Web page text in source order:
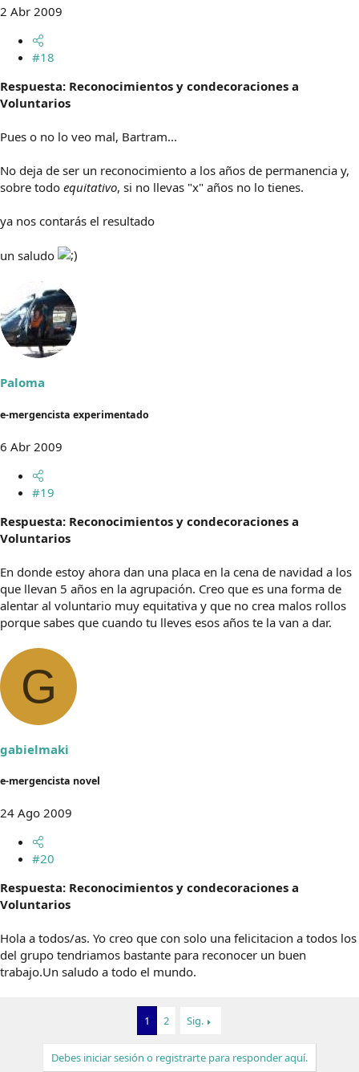
2 Abr 2009
#18
Respuesta: Reconocimientos y condecoraciones a
Voluntarios
Pues o no lo veo mal, Bartram...
No deja de ser un reconocimiento a los años de permanencia y,
sobre todo equitativo, si no llevas "x" años no lo tienes.
ya nos contarás el resultado
un saludo
Paloma
e-mergencista experimentado
6 Abr 2009
#19
Respuesta: Reconocimientos y condecoraciones a
Voluntarios
En donde estoy ahora dan una placa en la cena de navidad a los
que llevan 5 años en la agrupación. Creo que es una forma de
alentar al voluntario muy equitativa y que no crea malos rollos
porque sabes que cuando tu lleves esos años te la van a dar.
G
gabielmaki
e-mergencista novel
24 Ago 2009
#20
Respuesta: Reconocimientos y condecoraciones a
Voluntarios
Hola a todos/as. Yo creo que con solo una felicitacion a todos los
del grupo tendriamos bastante para reconocer un buen
trabajo.Un saludo a todo el mundo.
1 2 Sig.
Debes iniciar sesión o registrarte para responder aquí.